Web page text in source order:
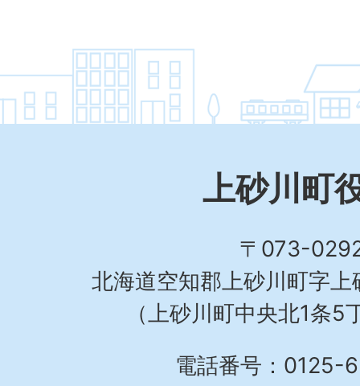
上砂川町
〒073-
北海道空知郡上砂川町字
（上砂川町中央北1条5
電話番号：0125-